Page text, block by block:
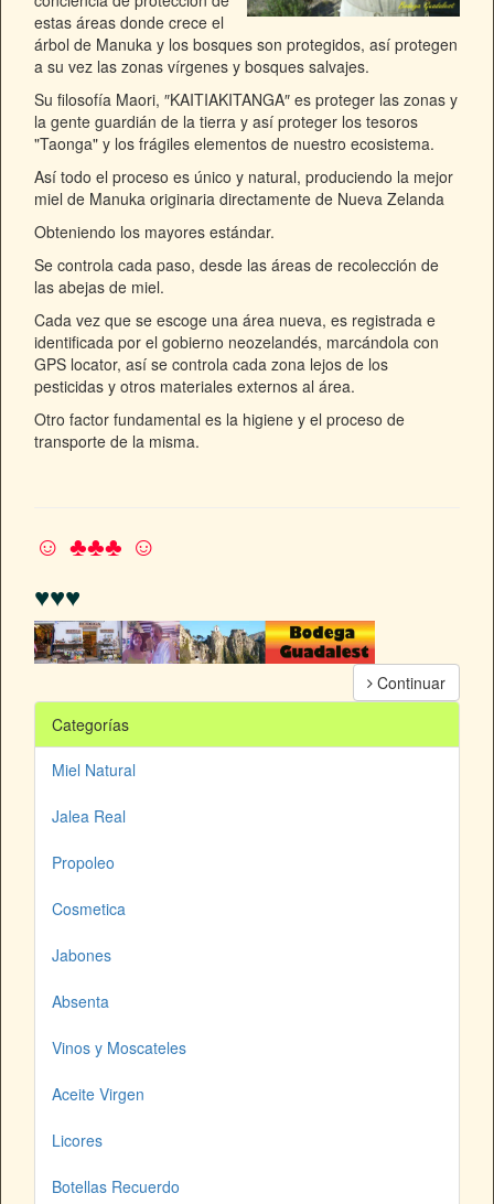
estas áreas donde crece el
árbol de Manuka y los bosques son protegidos, así protegen
a su vez las zonas vírgenes y bosques salvajes.
Su filosofía Maori, ″KAITIAKITANGA″ es proteger las zonas y
la gente guardián de la tierra y así proteger los tesoros
"Taonga" y los frágiles elementos de nuestro ecosistema.
Así todo el proceso es único y natural, produciendo la mejor
miel de Manuka originaria directamente de Nueva Zelanda
Obteniendo los mayores estándar.
Se controla cada paso, desde las áreas de recolección de
las abejas de miel.
Cada vez que se escoge una área nueva, es registrada e
identificada por el gobierno neozelandés, marcándola con
GPS locator, así se controla cada zona lejos de los
pesticidas y otros materiales externos al área.
Otro factor fundamental es la higiene y el proceso de
transporte de la misma.
☺ ♣♣♣ ☺
♥♥♥
Continuar
Categorías
Miel Natural
Jalea Real
Propoleo
Cosmetica
Jabones
Absenta
Vinos y Moscateles
Aceite Virgen
Licores
Botellas Recuerdo